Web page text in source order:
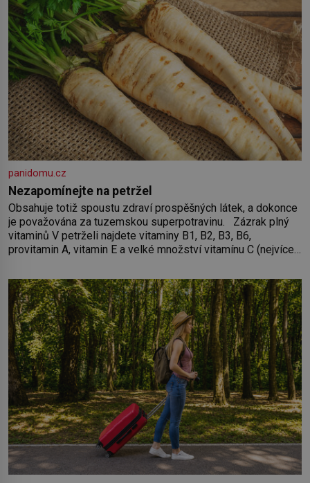
panidomu.cz
Nezapomínejte na petržel
Obsahuje totiž spoustu zdraví prospěšných látek, a dokonce
je považována za tuzemskou superpotravinu. Zázrak plný
vitaminů V petrželi najdete vitaminy B1, B2, B3, B6,
provitamin A, vitamin E a velké množství vitamínu C (nejvíce
také, ale je ho desetkrát méně), a kyselinu listovou. Ale